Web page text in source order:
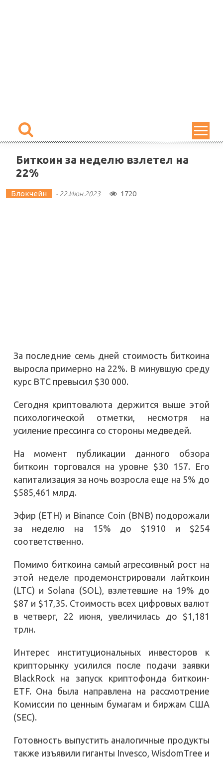
Биткоин за неделю взлетел на
22%
Блокчейн -22.Июн.2023 1720
За последние семь дней стоимость биткоина
выросла примерно на 22%. В минувшую среду
курс BTC превысил $30 000.
Сегодня криптовалюта держится выше этой
психологической отметки, несмотря на
усиление прессинга со стороны медведей.
На момент публикации данного обзора
биткоин торговался на уровне $30 157. Его
капитализация за ночь возросла еще на 5% до
$585,461 млрд.
Эфир (ETH) и Binance Coin (BNB) подорожали
за неделю на 15% до $1910 и $254
соответственно.
Помимо биткоина самый агрессивный рост на
этой неделе продемонстрировали лайткоин
(LTC) и Solana (SOL), взлетевшие на 19% до
$87 и $17,35. Стоимость всех цифровых валют
в четверг, 22 июня, увеличилась до $1,181
трлн.
Интерес институциональных инвесторов к
крипторынку усилился после подачи заявки
BlackRock на запуск криптофонда биткоин-
ETF. Она была направлена на рассмотрение
Комиссии по ценным бумагам и биржам США
(SEC).
Готовность выпустить аналогичные продукты
также изъявили гиганты Invesco, WisdomTree и